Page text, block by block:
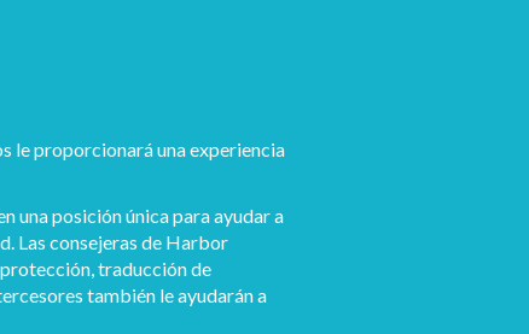
le proporcionará una experiencia
una posición única para ayudar a
Las consejeras de Harbor
protección, traducción de
también le ayudarán a